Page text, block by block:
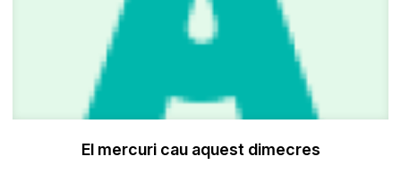
El mercuri cau aquest dimecres